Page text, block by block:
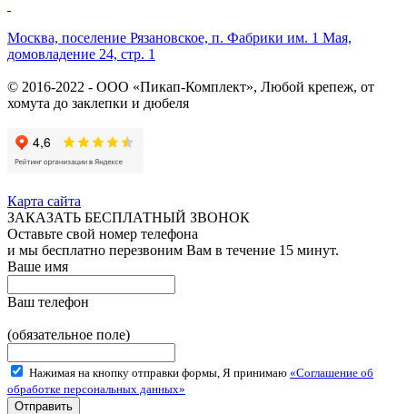
Москва, поселение Рязановское, п. Фабрики им. 1 Мая,
домовладение 24, стр. 1
© 2016-2022 - ООО «Пикап-Комплект», Любой крепеж, от
хомута до заклепки и дюбеля
Карта сайта
ЗАКАЗАТЬ БЕСПЛАТНЫЙ ЗВОНОК
Оставьте свой номер телефона
и мы бесплатно перезвоним Вам в течение 15 минут.
Ваше имя
Ваш телефон
(обязательное поле)
Нажимая на кнопку отправки формы, Я принимаю «Соглашение об
обработке персональных данных»